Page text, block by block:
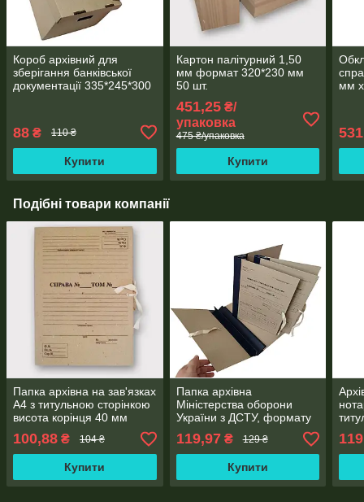
Короб архівний для
зберігання банківської
документації 335*245*300
88 ₴ 110 ₴
Купити
Картон палітурний 1,50
мм формат 320*230 мм
50 шт.
451,25₴/
упаковка
475 ₴/упаковка
Купити
мм
Подібні товари компанії
Папка архівна на зав'язках
А4 з титульною сторінкою
висота корінця 40 мм
100,88 ₴ 104 ₴
Купити
Папка архівна
Міністерства оборони
України з ДСТУ, формату
А4, з титульною
сторінкою, зав'язки,
корінець 40мм
119,97₴ 129 ₴
Купити